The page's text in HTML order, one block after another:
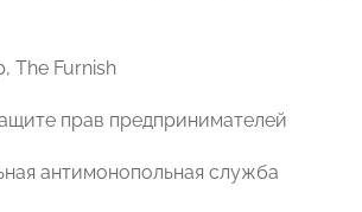
The Furnish
прав предпринимателей
антимонопольная служба